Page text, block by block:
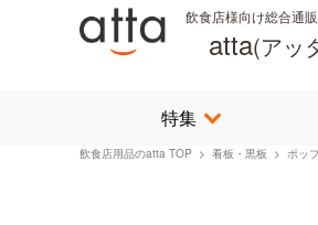
飲食店様向け総合通
atta(アッ
特集
飲食店用品のatta TOP > 看板・黒板 > ポッ